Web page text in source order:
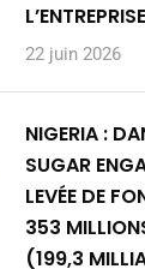
22 juin 2026
NIGERIA :
SUGAR
LEVÉE DE
353
(199,3